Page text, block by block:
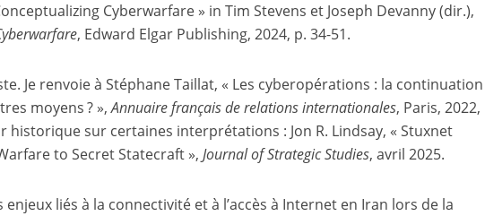
Cyberwarfare » in Tim Stevens et Joseph Devanny (dir.),
, Edward Elgar Publishing, 2024, p. 34-51.
Je renvoie à Stéphane Taillat, « Les cyberopérations : la continuation
moyens ? »,Annuaire français de relations internationales, Paris, 2022,
historique sur certaines interprétations : Jon R. Lindsay, « Stuxnet
to Secret Statecraft »,Journal of Strategic Studies, avril 2025.
liés à la connectivité et à l’accès à Internet en Iran lors de la